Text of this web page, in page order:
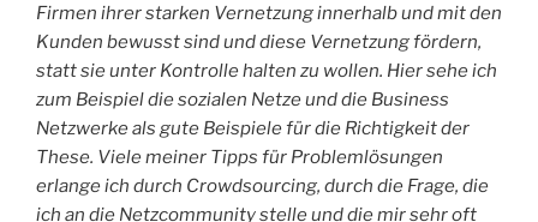
Firmen ihrer starken Vernetzung innerhalb und mit den
Kunden bewusst sind und diese Vernetzung fördern,
statt sie unter Kontrolle halten zu wollen. Hier sehe ich
zum Beispiel die sozialen Netze und die Business
Netzwerke als gute Beispiele für die Richtigkeit der
These. Viele meiner Tipps für Problemlösungen
erlange ich durch Crowdsourcing, durch die Frage, die
ich an die Netzcommunity stelle und die mir sehr oft